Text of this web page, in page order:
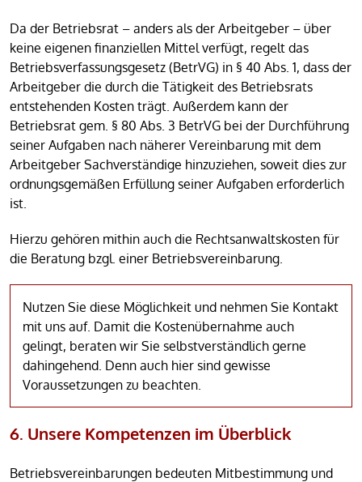
Da der Betriebsrat – anders als der Arbeitgeber – über
keine eigenen finanziellen Mittel verfügt, regelt das
Betriebsverfassungsgesetz (BetrVG) in § 40 Abs. 1, dass der
Arbeitgeber die durch die Tätigkeit des Betriebsrats
entstehenden Kosten trägt. Außerdem kann der
Betriebsrat gem. § 80 Abs. 3 BetrVG bei der Durchführung
seiner Aufgaben nach näherer Vereinbarung mit dem
Arbeitgeber Sachverständige hinzuziehen, soweit dies zur
ordnungsgemäßen Erfüllung seiner Aufgaben erforderlich
ist.
Hierzu gehören mithin auch die Rechtsanwaltskosten für
die Beratung bzgl. einer Betriebsvereinbarung.
Nutzen Sie diese Möglichkeit und nehmen Sie Kontakt
mit uns auf. Damit die Kostenübernahme auch
gelingt, beraten wir Sie selbstverständlich gerne
dahingehend. Denn auch hier sind gewisse
Voraussetzungen zu beachten.
6. Unsere Kompetenzen im Überblick
Betriebsvereinbarungen bedeuten Mitbestimmung und